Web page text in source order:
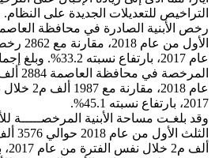
التراخيص للتعديلات الجديدة على
الأول
عام 2017، بارتفاع
عام 2018،
2017، بارتفاع نسبته 45.1%.
وقد بلغـت مساحة الأبنية المرخصـــــة